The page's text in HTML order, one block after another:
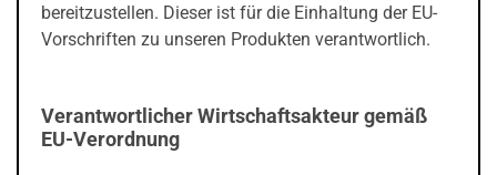
bereitzustellen. Dieser ist für die Einhaltung der EU-
Vorschriften zu unseren Produkten verantwortlich.
Verantwortlicher Wirtschaftsakteur gemäß
EU-Verordnung